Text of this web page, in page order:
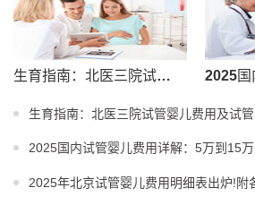
生育指南：北医三院试管婴儿费用及试管婴儿医生推荐
生育指南：北医三院试管婴儿费用及试
2025国内试管婴儿费用详解：5万到15
2025年北京试管婴儿费用明细表出炉!附